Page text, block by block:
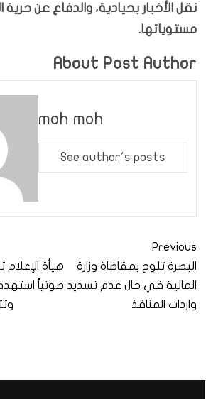
نقل الأخبار بحيادية، والدفاع عن حرية
مستوياتها.
About Post Author
moh moh
See author's posts
Previous
البصرة تلوح بمقاضاة وزارة
المالية في حال عدم تسديد
واردات المنافذ
هيأة
صوتياً